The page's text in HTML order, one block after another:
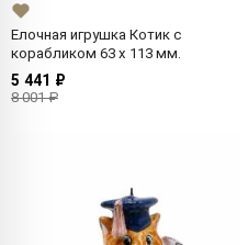
Елочная игрушка Котик с
корабликом 63 x 113 мм.
5 441 ₽
8 001 ₽